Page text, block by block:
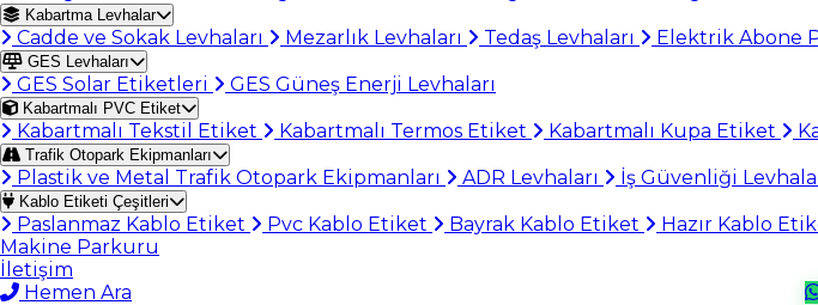
Kabartma Levhalar
Cadde ve Sokak Levhaları Mezarlık Levhaları Tedaş Levhaları Elektrik Abone
GES Levhaları
GES Solar Etiketleri GES Güneş Enerji Levhaları
Kabartmalı PVC Etiket
Kabartmalı Tekstil Etiket Kabartmalı Termos Etiket Kabartmalı Kupa Etiket
Trafik Otopark Ekipmanları
Plastik ve Metal Trafik Otopark Ekipmanları ADR Levhaları İş Güvenliği
Kablo Etiketi Çeşitleri
Paslanmaz Kablo Etiket Pvc Kablo Etiket Bayrak Kablo Etiket Hazır Kablo
Makine Parkuru
İletişim
Hemen Ara